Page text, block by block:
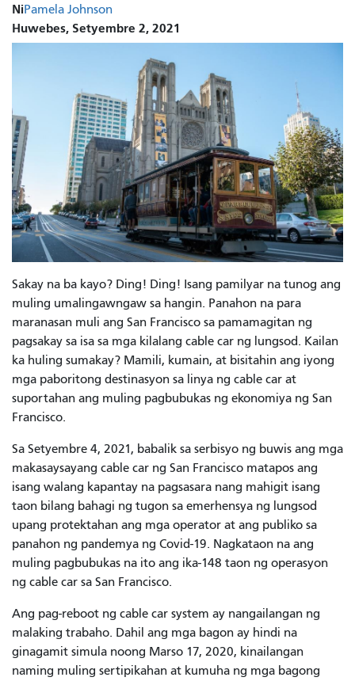
NiPamela Johnson
Huwebes, Setyembre 2, 2021
Sakay na ba kayo? Ding! Ding! Isang pamilyar na tunog ang
muling umalingawngaw sa hangin. Panahon na para
maranasan muli ang San Francisco sa pamamagitan ng
pagsakay sa isa sa mga kilalang cable car ng lungsod. Kailan
ka huling sumakay? Mamili, kumain, at bisitahin ang iyong
mga paboritong destinasyon sa linya ng cable car at
suportahan ang muling pagbubukas ng ekonomiya ng San
Francisco.
Sa Setyembre 4, 2021, babalik sa serbisyo ng buwis ang mga
makasaysayang cable car ng San Francisco matapos ang
isang walang kapantay na pagsasara nang mahigit isang
taon bilang bahagi ng tugon sa emerhensya ng lungsod
upang protektahan ang mga operator at ang publiko sa
panahon ng pandemya ng Covid-19. Nagkataon na ang
muling pagbubukas na ito ang ika-148 taon ng operasyon
ng cable car sa San Francisco.
Ang pag-reboot ng cable car system ay nangailangan ng
malaking trabaho. Dahil ang mga bagon ay hindi na
ginagamit simula noong Marso 17, 2020, kinailangan
naming muling sertipikahan at kumuha ng mga bagong